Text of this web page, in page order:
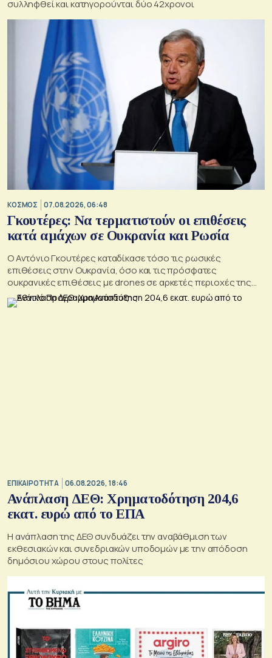
συλληφθεί και κατηγορούνται δύο 42χρονοι
ΚΟΣΜΟΣ 07.08.2026, 06:48
Γκουτέρες: Να τερματιστούν οι επιθέσεις
κατά αμάχων σε Ουκρανία και Ρωσία
Ο Αντόνιο Γκουτέρες καταδίκασε τόσο τις ρωσικές
επιθέσεις στην Ουκρανία, όσο και τις πρόσφατες
ουκρανικές επιθέσεις με drones σε αρκετές περιοχές της
Ρωσίας, οι οποίες προκάλεσαν απώλειες μεταξύ αμάχων και
ζημιές σε μη στρατιωτικές υποδομές.
ΕΠΙΚΑΙΡΟΤΗΤΑ 06.08.2026, 18:46
Ανάπλαση ΔΕΘ: Χρηματοδότηση 204,6
εκατ. ευρώ από το ΕΠΑ
Η ανάπλαση της ΔΕΘ συνδυάζει την αναβάθμιση των
εκθεσιακών και συνεδριακών υποδομών με την απόδοση
δημόσιου χώρου στους πολίτες